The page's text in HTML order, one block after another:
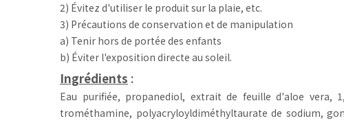
2) Évitez d'utiliser le produit sur la plaie, etc.
3) Précautions de conservation et de manipulation
a) Tenir hors de portée des enfants
b) Éviter l'exposition directe au soleil.
Ingrédients :
Eau purifiée, propanediol, extrait de feuille d'aloe vera,
trométhamine, polyacryloyldiméthyltaurate de sodium,